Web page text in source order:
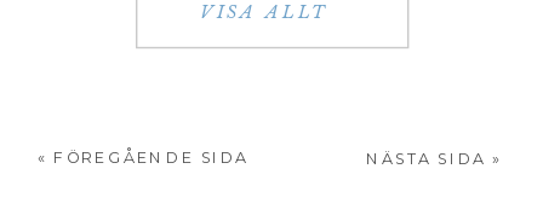
VISA ALLT
« FÖREGÅENDE SIDA NÄSTA SIDA »